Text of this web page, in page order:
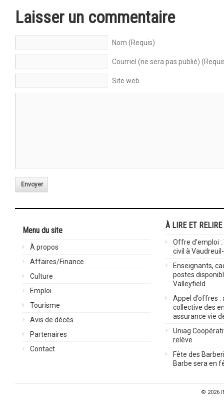
Laisser un commentaire
Nom (Requis)
Courriel (ne sera pas publié)
Site web
Envoyer
Menu du site
À propos
Affaires/Finance
Culture
Emploi
Tourisme
Avis de décès
Partenaires
Contact
À LIRE ET RELIRE
Offre d’emploi
civil à
Enseignants,
postes
Valleyfield
Appel d’offres :
collective des
assurance vie
Uniag
relève
Fête des
Barbe sera en
© 2026